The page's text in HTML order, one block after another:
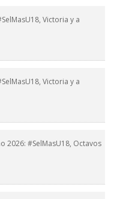
Victoria y a
Victoria y a
2026: #SelMasU18, Octavos